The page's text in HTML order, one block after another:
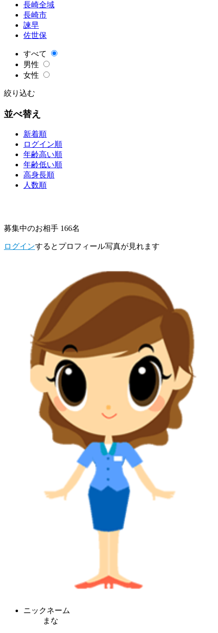
長崎全域
長崎市
諫早
佐世保
すべて
男性
女性
絞り込む
並べ替え
新着順
ログイン順
年齢高い順
年齢低い順
高身長順
人数順
募集中のお相手 166名
ログインするとプロフィール写真が見れます
ニックネーム
まな